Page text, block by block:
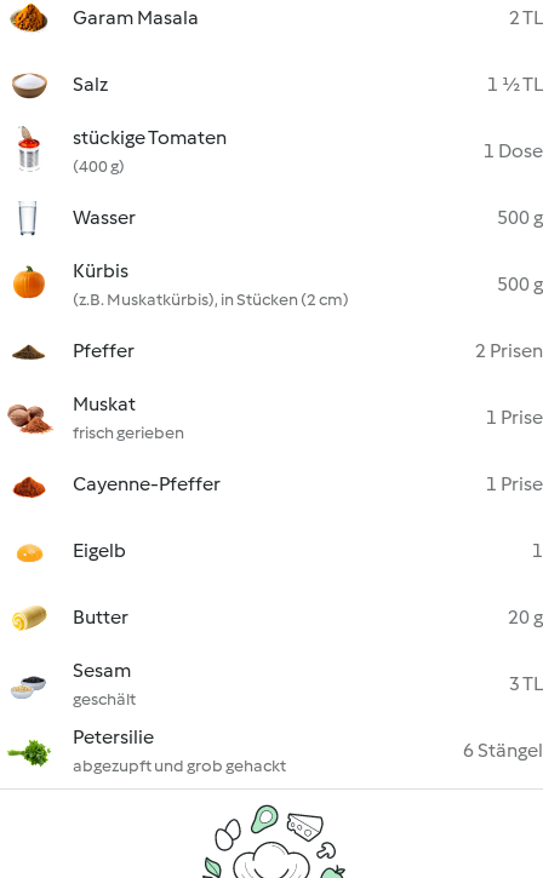
Garam Masala 2 TL
Salz 1 ½ TL
stückige Tomaten
(400 g)
1 Dose
Wasser 500 g
Kürbis
(z.B. Muskatkürbis), in Stücken (2 cm)
500 g
Pfeffer 2 Prisen
Muskat
frisch gerieben
1 Prise
Cayenne-Pfeffer 1 Prise
Eigelb 1
Butter 20 g
Sesam
geschält
3 TL
Petersilie
abgezupft und grob gehackt
6 Stängel